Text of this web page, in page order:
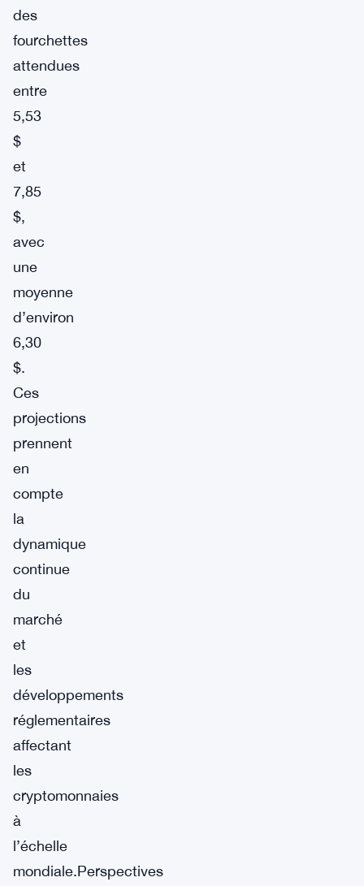
des
fourchettes
attendues
entre
5,53
$
et
7,85
$,
avec
une
moyenne
d’environ
6,30
$.
Ces
projections
prennent
en
compte
la
dynamique
continue
du
marché
et
les
développements
réglementaires
affectant
les
cryptomonnaies
à
l’échelle
mondiale.Perspectives